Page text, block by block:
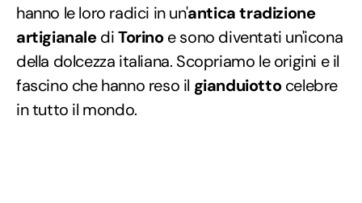
hanno le loro radici in un'antica tradizione
artigianalediTorinoe sono diventati un'icona
della dolcezza italiana. Scopriamo le origini e il
fascino che hanno reso il gianduiottocelebre
in tutto il mondo.